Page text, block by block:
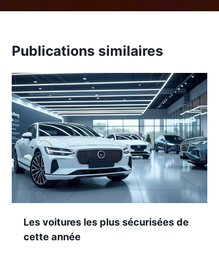
Publications similaires
Les voitures les plus sécurisées de
cette année